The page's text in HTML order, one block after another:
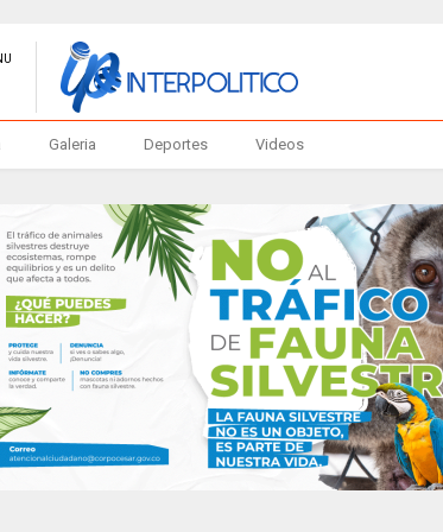
Galeria Deportes Videos